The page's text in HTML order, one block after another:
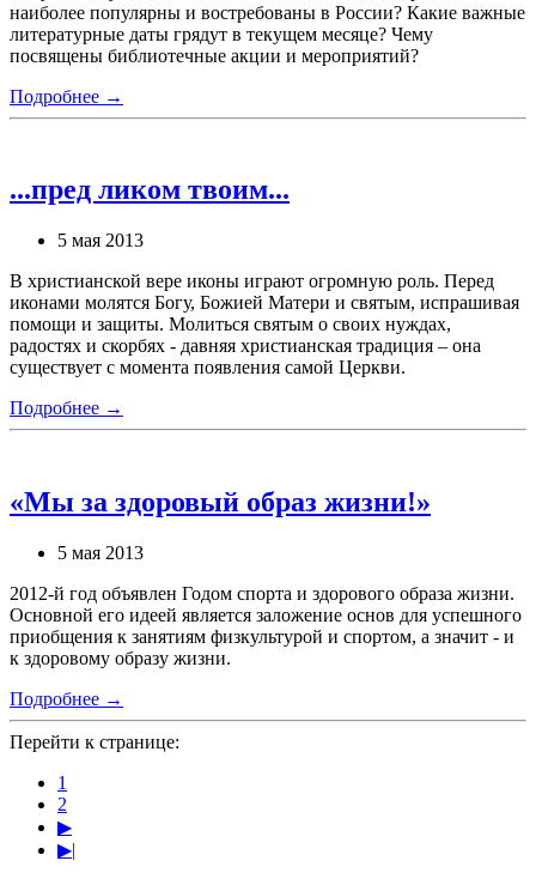
наиболее популярны и востребованы в России? Какие важные
литературные даты грядут в текущем месяце? Чему
посвящены библиотечные акции и мероприятий?
Подробнее →
...пред ликом твоим...
5 мая 2013
В христианской вере иконы играют огромную роль. Перед
иконами молятся Богу, Божией Матери и святым, испрашивая
помощи и защиты. Молиться святым о своих нуждах,
радостях и скорбях - давняя христианская традиция – она
существует с момента появления самой Церкви.
Подробнее →
«Мы за здоровый образ жизни!»
5 мая 2013
2012-й год объявлен Годом спорта и здорового образа жизни.
Основной его идеей является заложение основ для успешного
приобщения к занятиям физкультурой и спортом, а значит - и
к здоровому образу жизни.
Подробнее →
Перейти к странице:
1
2
▶
▶|